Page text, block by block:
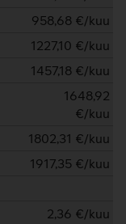
958,68 €/kuu
1227,10 €/kuu
1457,18 €/kuu
1648,92
€/kuu
1802,31 €/kuu
1917,35 €/kuu
2,36 €/kuu